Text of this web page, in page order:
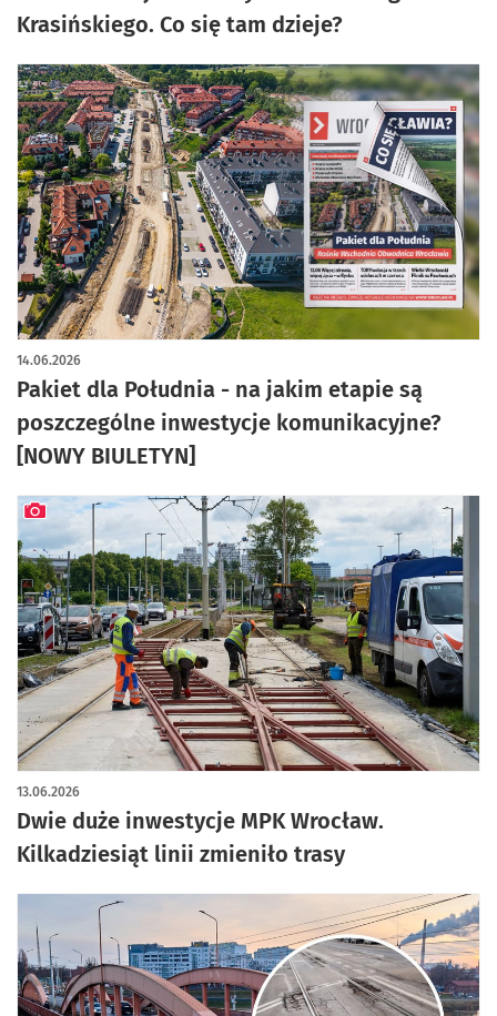
Krasińskiego. Co się tam dzieje?
Pakiet dla Południa - na jakim etapie są
poszczególne inwestycje komunikacyjne?
[NOWY BIULETYN]
14.06.2026
Dwie duże inwestycje MPK Wrocław.
Kilkadziesiąt linii zmieniło trasy
13.06.2026
artykuł z galerią zdjęć